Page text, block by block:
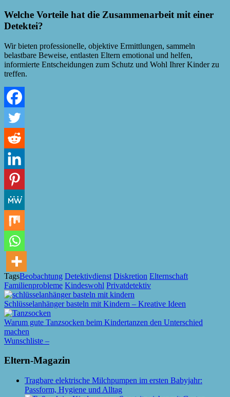
Welche Vorteile hat die Zusammenarbeit mit einer
Detektei?
Wir bieten professionelle, objektive Ermittlungen, sammeln
belastbare Beweise, entlasten Eltern emotional und helfen,
informierte Entscheidungen zum Schutz und Wohl Ihrer Kinder zu
treffen.
TagsBeobachtung Detektivdienst Diskretion Elternschaft
Familienprobleme Kindeswohl Privatdetektiv
Schlüsselanhänger basteln mit Kindern – Kreative Ideen
Warum gute Tanzsocken beim Kindertanzen den Unterschied
machen
Wunschliste –
Eltern-Magazin
Tragbare elektrische Milchpumpen im ersten Babyjahr:
Passform, Hygiene und Alltag